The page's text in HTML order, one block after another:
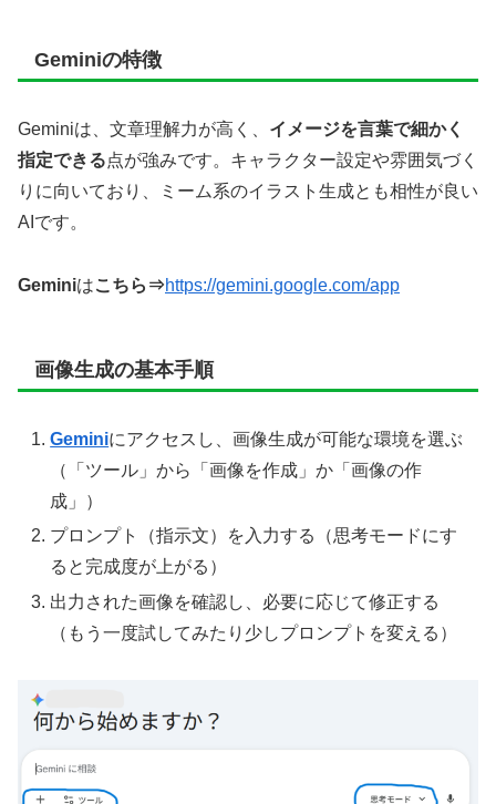
Geminiの特徴
Geminiは、文章理解力が高く、 イメージを言葉で細かく
指定できる点が強みです。キャラクター設定や雰囲気づく
りに向いており、ミーム系のイラスト生成とも相性が良い
AIです。
Geminiはこちら⇒https://gemini.google.com/app
画像生成の基本手順
Geminiにアクセスし、画像生成が可能な環境を選ぶ
（「ツール」から「画像を作成」か「画像の作
成」）
プロンプト（指示文）を入力する（思考モードにす
ると完成度が上がる）
出力された画像を確認し、必要に応じて修正する
（もう一度試してみたり少しプロンプトを変える）